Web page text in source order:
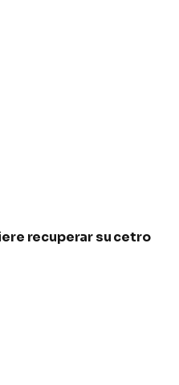
recuperar su cetro